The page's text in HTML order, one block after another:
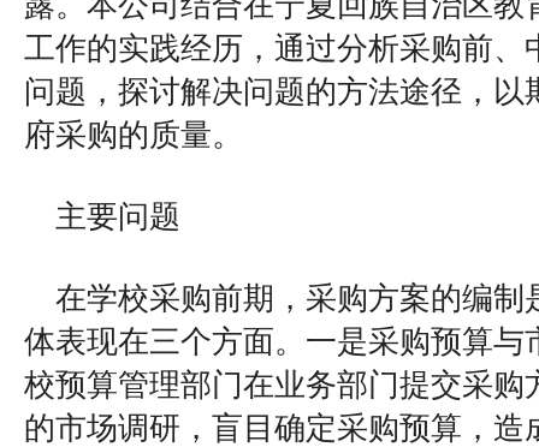
工作的实践经历，通过分析采购前、
问题，探讨解决问题的方法途径，以
府采购的质量。
主要问题
在学校采购前期，采购方案的编制
体表现在三个方面。一是采购预算与
校预算管理部门在业务部门提交采购
的市场调研，盲目确定采购预算，造